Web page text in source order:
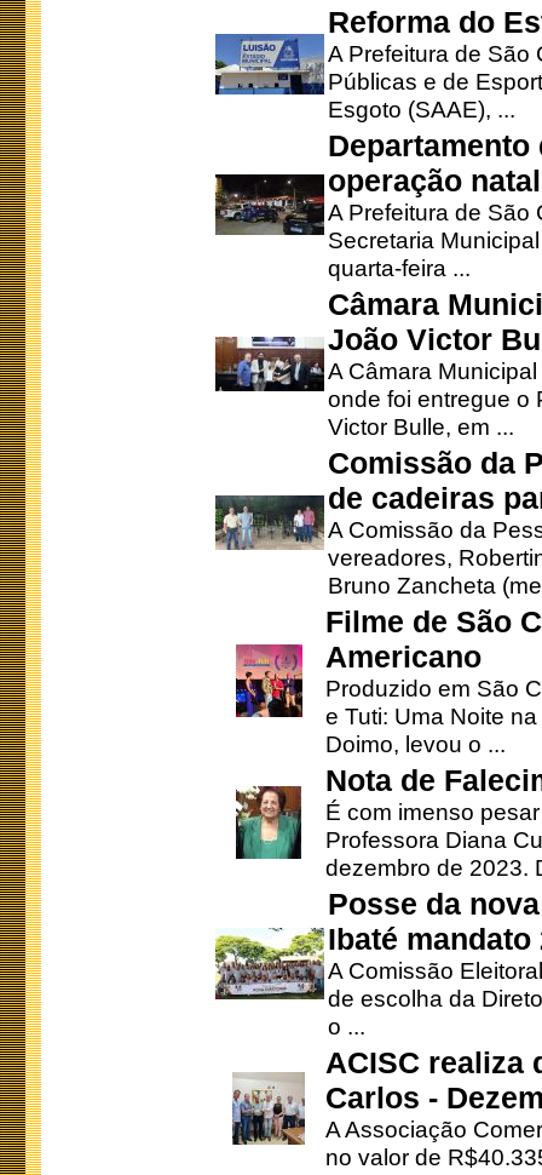
Reforma do
A Prefeitura de São
Públicas e de
Esgoto (SAAE), ...
operação
A Prefeitura de São
Secretaria
quarta-feira ...
Câmara
João Victor
A Câmara
onde foi entregue o
Victor Bulle, em ...
Comissão da
de cadeiras
A Comissão da
vereadores,
Bruno Zancheta
Filme de São
Americano
Produzido em São
e Tuti: Uma Noite
Doimo, levou o ...
Nota de
É com imenso
Professora Diana
dezembro de 2023.
Posse da
Ibaté mandato
A Comissão
de escolha da
o ...
ACISC realiza
Carlos -
A Associação
no valor de